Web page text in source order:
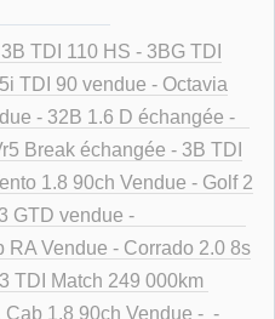
TDI 110 HS - 3BG TDI
TDI 90 vendue - Octavia
- 32B 1.6 D échangée -
échangée - 3B TDI
1.8 90ch Vendue - Golf 2
3 GTD vendue -
RA Vendue - Corrado 2.0 8s
TDI Match 249 000km
Cab 1.8 90ch Vendue - -